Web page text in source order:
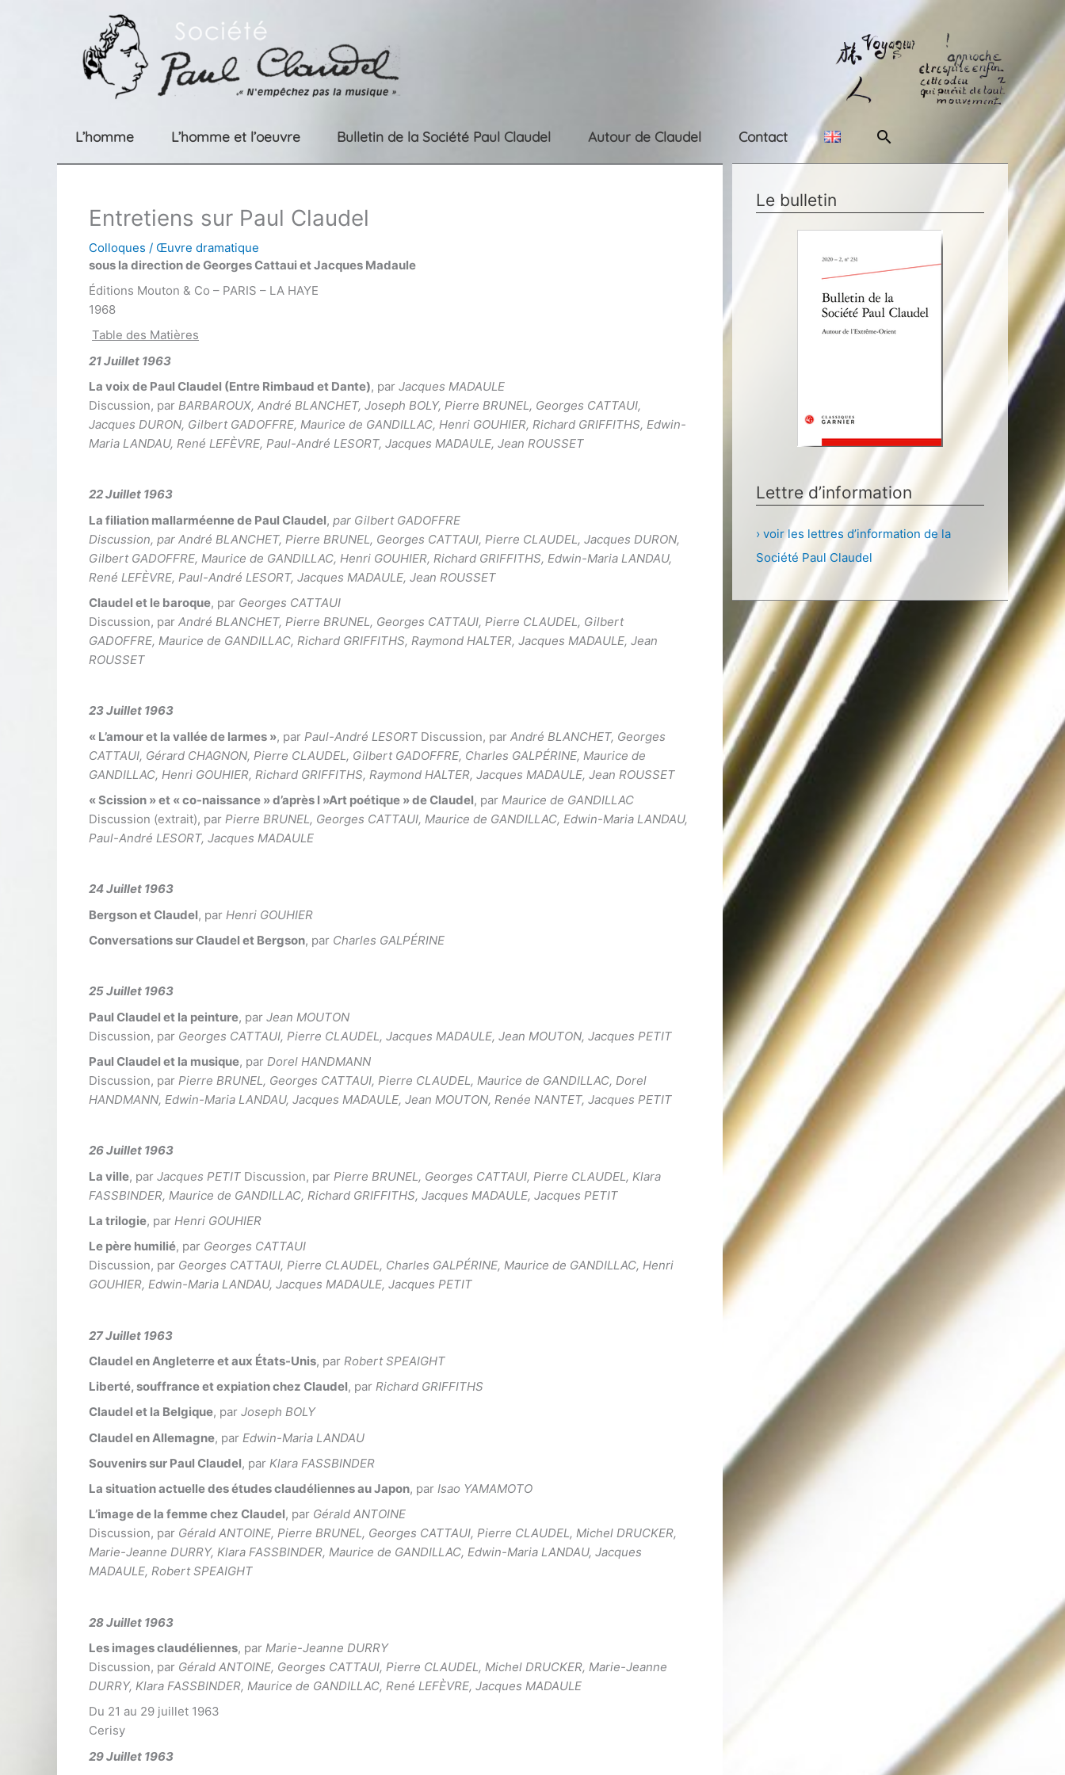
L’homme L’homme et l’oeuvre Bulletin de la Société Paul Claudel Autour de Claudel Contact Rechercher
Entretiens sur Paul Claudel
Colloques / Œuvre dramatique
sous la direction de Georges Cattaui et Jacques Madaule
Éditions Mouton & Co – PARIS – LA HAYE
1968
Table des Matières
21 Juillet 1963
La voix de Paul Claudel (Entre Rimbaud et Dante), parJacques MADAULE
Discussion, parBARBAROUX, André BLANCHET, Joseph BOLY, Pierre BRUNEL, Georges CATTAUI,
Jacques DURON, Gilbert GADOFFRE, Maurice de GANDILLAC, Henri GOUHIER, Richard GRIFFITHS, Edwin-
Maria LANDAU, René LEFÈVRE, Paul-André LESORT, Jacques MADAULE, Jean ROUSSET
22 Juillet 1963
La filiation mallarméenne de Paul Claudel,par Gilbert GADOFFRE
Discussion, par André BLANCHET, Pierre BRUNEL, Georges CATTAUI, Pierre CLAUDEL, Jacques DURON,
Gilbert GADOFFRE, Maurice de GANDILLAC, Henri GOUHIER, Richard GRIFFITHS, Edwin-Maria LANDAU,
René LEFÈVRE, Paul-André LESORT, Jacques MADAULE, Jean ROUSSET
Claudel et le baroque, par Georges CATTAUI
Discussion, parAndré BLANCHET, Pierre BRUNEL, Georges CATTAUI, Pierre CLAUDEL, Gilbert
GADOFFRE, Maurice de GANDILLAC, Richard GRIFFITHS, Raymond HALTER, Jacques MADAULE, Jean
ROUSSET
23 Juillet 1963
« L’amour et la vallée de larmes », par Paul-André LESORT Discussion, parAndré BLANCHET, Georges
CATTAUI, Gérard CHAGNON, Pierre CLAUDEL, Gilbert GADOFFRE, Charles GALPÉRINE, Maurice de
GANDILLAC, Henri GOUHIER, Richard GRIFFITHS, Raymond HALTER, Jacques MADAULE, Jean ROUSSET
« Scission » et « co-naissance » d’après l »Art poétique » de Claudel, parMaurice de GANDILLAC
Discussion (extrait), parPierre BRUNEL, Georges CATTAUI, Maurice de GANDILLAC, Edwin-Maria LANDAU,
Paul-André LESORT, Jacques MADAULE
24 Juillet 1963
Bergson et Claudel, par Henri GOUHIER
Conversations sur Claudel et Bergson, par Charles GALPÉRINE
25 Juillet 1963
Paul Claudel et la peinture, parJean MOUTON
Discussion, par Georges CATTAUI, Pierre CLAUDEL, Jacques MADAULE, Jean MOUTON, Jacques PETIT
Paul Claudel et la musique, parDorel HANDMANN
Discussion, parPierre BRUNEL, Georges CATTAUI, Pierre CLAUDEL, Maurice de GANDILLAC, Dorel
HANDMANN, Edwin-Maria LANDAU, Jacques MADAULE, Jean MOUTON, Renée NANTET, Jacques PETIT
26 Juillet 1963
La ville, parJacques PETIT Discussion, par Pierre BRUNEL, Georges CATTAUI, Pierre CLAUDEL, Klara
FASSBINDER, Maurice de GANDILLAC, Richard GRIFFITHS, Jacques MADAULE, Jacques PETIT
La trilogie, parHenri GOUHIER
Le père humilié, par Georges CATTAUI
Discussion, par Georges CATTAUI, Pierre CLAUDEL, Charles GALPÉRINE, Maurice de GANDILLAC, Henri
GOUHIER, Edwin-Maria LANDAU, Jacques MADAULE, Jacques PETIT
27 Juillet 1963
Claudel en Angleterre et aux États-Unis, parRobert SPEAIGHT
Liberté, souffrance et expiation chez Claudel, parRichard GRIFFITHS
Claudel et la Belgique, parJoseph BOLY
Claudel en Allemagne, par Edwin-Maria LANDAU
Souvenirs sur Paul Claudel, parKlara FASSBINDER
La situation actuelle des études claudéliennes au Japon, parIsao YAMAMOTO
L’image de la femme chez Claudel, par Gérald ANTOINE
Discussion, par Gérald ANTOINE, Pierre BRUNEL, Georges CATTAUI, Pierre CLAUDEL, Michel DRUCKER,
Marie-Jeanne DURRY, Klara FASSBINDER, Maurice de GANDILLAC, Edwin-Maria LANDAU, Jacques
MADAULE, Robert SPEAIGHT
28 Juillet 1963
Les images claudéliennes, parMarie-Jeanne DURRY
Discussion, par Gérald ANTOINE, Georges CATTAUI, Pierre CLAUDEL, Michel DRUCKER, Marie-Jeanne
DURRY, Klara FASSBINDER, Maurice de GANDILLAC, René LEFÈVRE, Jacques MADAULE
Du 21 au 29 juillet 1963
Cerisy
29 Juillet 1963
Le bulletin
Lettre d’information
› voir les lettres d’information de la
Société Paul Claudel